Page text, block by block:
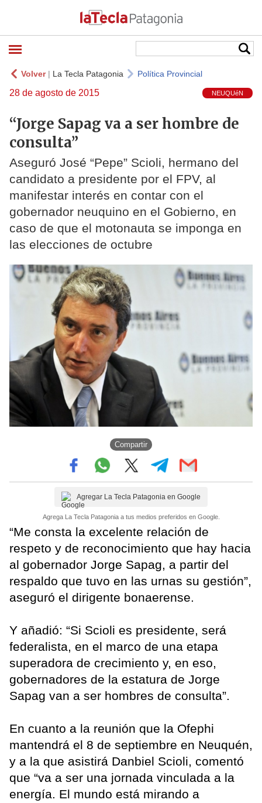
Volver| La Tecla Patagonia Política Provincial
28 de agosto de 2015 NEUQUéN
“Jorge Sapag va a ser hombre de
consulta”
Aseguró José “Pepe” Scioli, hermano del
candidato a presidente por el FPV, al
manifestar interés en contar con el
gobernador neuquino en el Gobierno, en
caso de que el motonauta se imponga en
las elecciones de octubre
Compartir
Agregar La Tecla Patagonia en Google
Agrega La Tecla Patagonia a tus medios preferidos en Google.
“Me consta la excelente relación de
respeto y de reconocimiento que hay hacia
al gobernador Jorge Sapag, a partir del
respaldo que tuvo en las urnas su gestión”,
aseguró el dirigente bonaerense.
Y añadió: “Si Scioli es presidente, será
federalista, en el marco de una etapa
superadora de crecimiento y, en eso,
gobernadores de la estatura de Jorge
Sapag van a ser hombres de consulta”.
En cuanto a la reunión que la Ofephi
mantendrá el 8 de septiembre en Neuquén,
y a la que asistirá Danbiel Scioli, comentó
que “va a ser una jornada vinculada a la
energía. El mundo está mirando a